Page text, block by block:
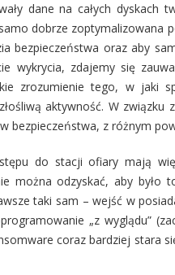
dane na całych dyskach
dobrze zoptymalizowana
bezpieczeństwa oraz aby
wykrycia, zdajemy się
zrozumienie tego, w jaki
aktywność. W
bezpieczeństwa, z różnym
do stacji ofiary mają
można odzyskać, aby było
taki sam – wejść w
„z wyglądu”
coraz bardziej stara